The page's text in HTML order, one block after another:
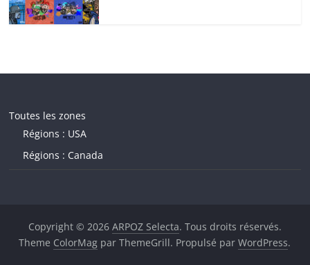
Toutes les zones
Régions : USA
Régions : Canada
Copyright © 2026 ARPOZ Selecta. Tous droits réservés.
Theme ColorMag par ThemeGrill. Propulsé parWordPress.